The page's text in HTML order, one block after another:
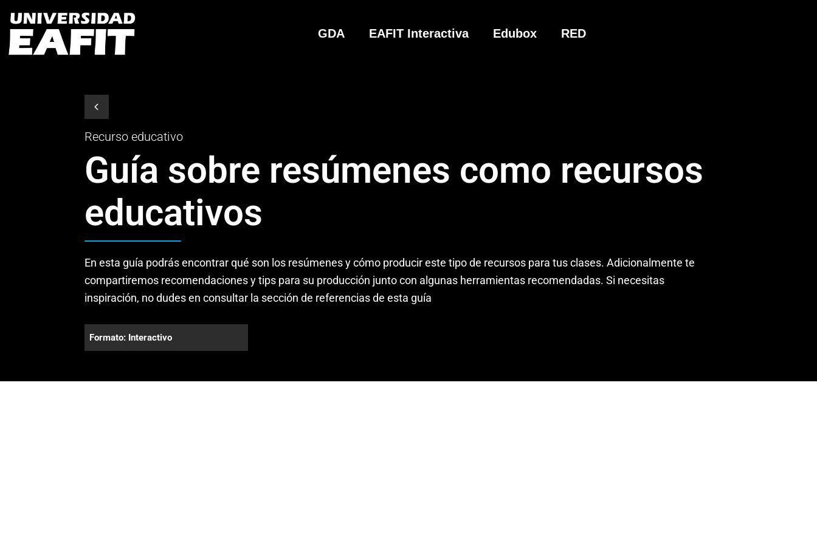
GDA EAFIT Interactiva Edubox RED
Recurso educativo
Guía sobre resúmenes como recursos
educativos
En esta guía podrás encontrar qué son los resúmenes y cómo producir este tipo de recursos para tus clases. Adicionalmente te
compartiremos recomendaciones y tips para su producción junto con algunas herramientas recomendadas. Si necesitas
inspiración, no dudes en consultar la sección de referencias de esta guía
Formato: Interactivo